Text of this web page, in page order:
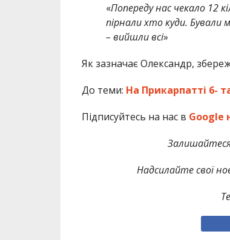
«Попереду нас чекало 12
пірнали хто куди. Бували
– вийшли всі»
Як зазначає Олександр,
До теми: На Прикарпатті 6-
Підписуйтесь на нас в Google
Надсилайте свої